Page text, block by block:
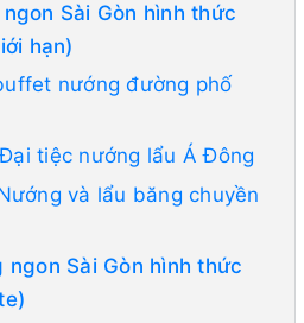
Sài Gòn hình thức
hạn)
nướng đường phố
tiệc nướng lẩu Á Đông
và lẩu băng chuyền
ngon Sài Gòn hình thức